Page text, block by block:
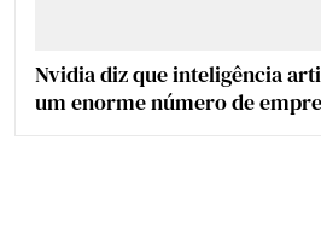
Nvidia diz que inteligência
um enorme número de